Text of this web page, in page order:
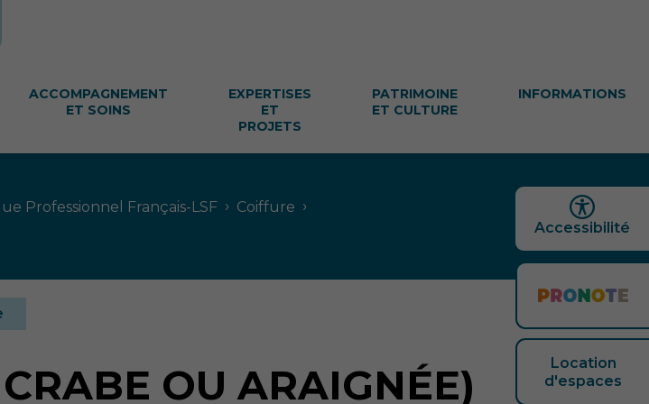
ACCOMPAGNEMENT
ET SOINS
EXPERTISES
ET
PROJETS
PATRIMOINE
ET CULTURE
INFORMATIONS
Professionnel Français-LSF › Coiffure ›
OU ARAIGNÉE)
Location
d'espaces
Accessibilité